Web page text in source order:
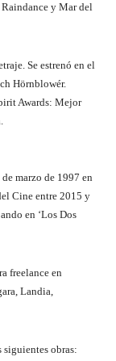
y Mar del
Se estrenó en el
Hörnblowér.
Awards: Mejor
marzo de 1997 en
Cine entre 2015 y
en ‘Los Dos
freelance en
Landia,
obras: